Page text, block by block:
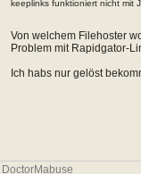
keeplinks funktioniert nicht mit
Von welchem Filehoster
Problem mit Rapidgator-
Ich habs nur gelöst
DoctorMabuse